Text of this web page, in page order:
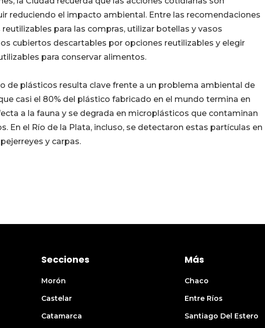
reduciendo el impacto ambiental. Entre las recomendaciones
para las compras, utilizar botellas y vasos
cubiertos descartables por opciones reutilizables y elegir
para conservar alimentos.
de plásticos resulta clave frente a un problema ambiental de
casi el 80% del plástico fabricado en el mundo termina en
a la fauna y se degrada en microplásticos que contaminan
En el Río de la Plata, incluso, se detectaron estas partículas en
y carpas.
Secciones
Morón
Castelar
Catamarca
Más
Chaco
Entre Ríos
Santiago Del Estero